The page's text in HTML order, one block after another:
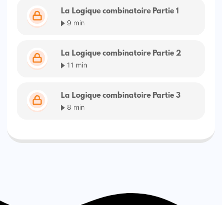
La Logique combinatoire Partie 1
9 min
La Logique combinatoire Partie 2
11 min
La Logique combinatoire Partie 3
8 min